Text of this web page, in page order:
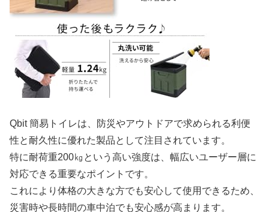
Qbit 簡易トイレは、防災やアウトドアで求められる利便
性と耐久性に優れた製品として注目されています。
特に耐荷重200㎏という高い強度は、幅広いユーザー層に
対応できる重要なポイントです。
これにより体格の大きな方でも安心して使用できるため、
災害時や長時間の車中泊でも安心感が高まります。